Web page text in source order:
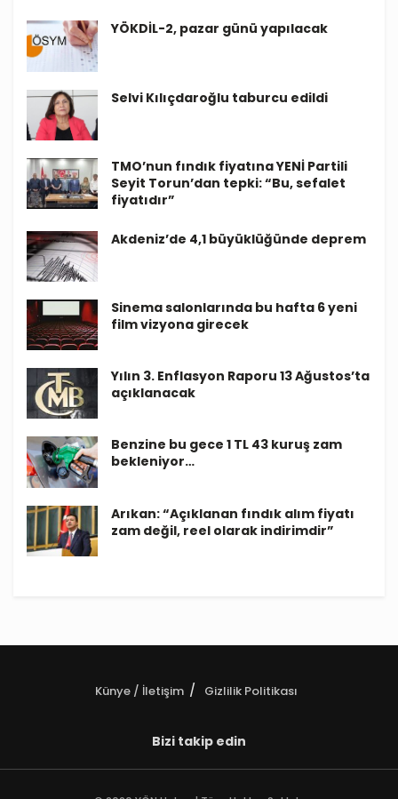
YÖKDİL-2, pazar günü yapılacak
Selvi Kılıçdaroğlu taburcu edildi
TMO’nun fındık fiyatına YENİ Partili
Seyit Torun’dan tepki: “Bu, sefalet
fiyatıdır”
Akdeniz’de 4,1 büyüklüğünde deprem
Sinema salonlarında bu hafta 6 yeni
film vizyona girecek
Yılın 3. Enflasyon Raporu 13 Ağustos’ta
açıklanacak
Benzine bu gece 1 TL 43 kuruş zam
bekleniyor…
Arıkan: “Açıklanan fındık alım fiyatı
zam değil, reel olarak indirimdir”
Künye / İletişim Gizlilik Politikası
Bizi takip edin